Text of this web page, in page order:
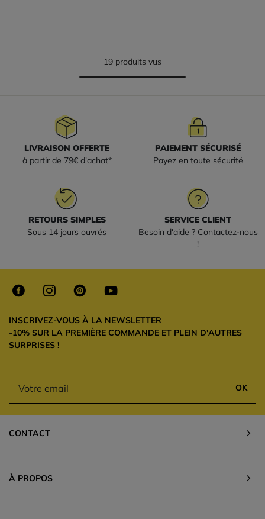
19 produits vus
LIVRAISON OFFERTE
à partir de 79€ d'achat*
PAIEMENT SÉCURISÉ
Payez en toute sécurité
RETOURS SIMPLES
Sous 14 jours ouvrés
SERVICE CLIENT
Besoin d'aide ? Contactez-nous
!
INSCRIVEZ-VOUS À LA NEWSLETTER
-10% SUR LA PREMIÈRE COMMANDE ET PLEIN D'AUTRES
SURPRISES !
OK
CONTACT
À PROPOS